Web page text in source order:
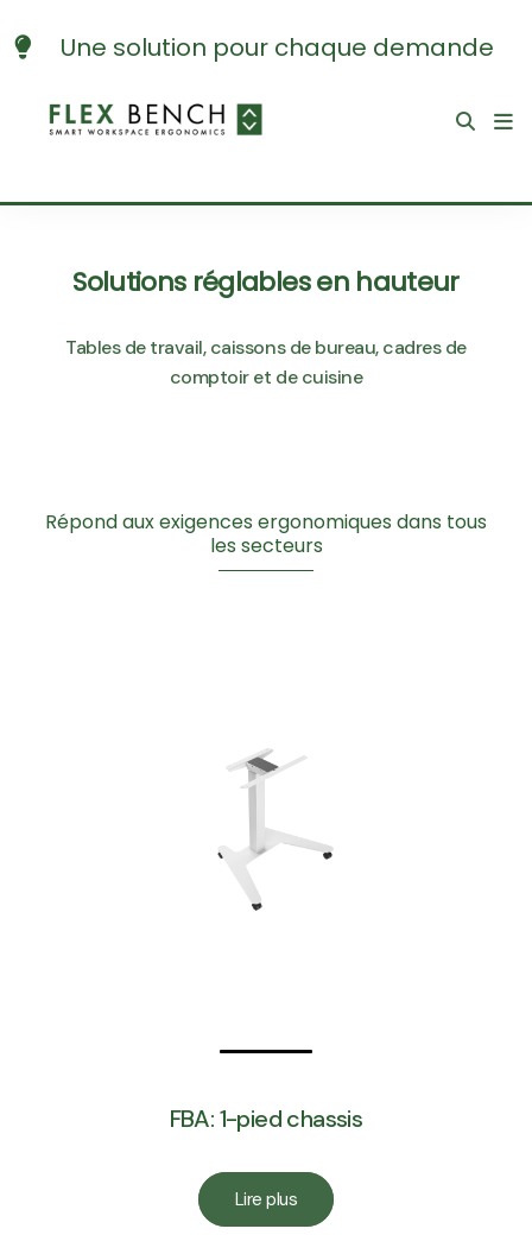
Une solution pour chaque demande
Solutions réglables en hauteur
Tables de travail, caissons de bureau, cadres de
comptoir et de cuisine
Répond aux exigences ergonomiques dans tous
les secteurs
FBA: 1-pied chassis
Lire plus